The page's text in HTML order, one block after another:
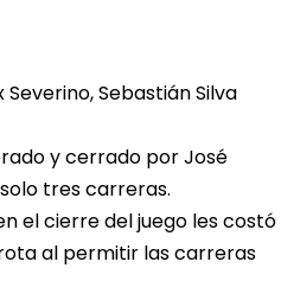
Sebastián Silva
y cerrado por José
tres carreras.
el cierre del juego les costó
al permitir las carreras